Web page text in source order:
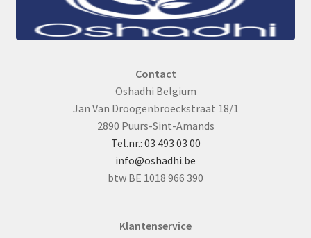
Contact
Oshadhi Belgium
Jan Van Droogenbroeckstraat 18/1
2890 Puurs-Sint-Amands
Tel.nr.: 03 493 03 00
info@oshadhi.be
btw BE 1018 966 390
Klantenservice